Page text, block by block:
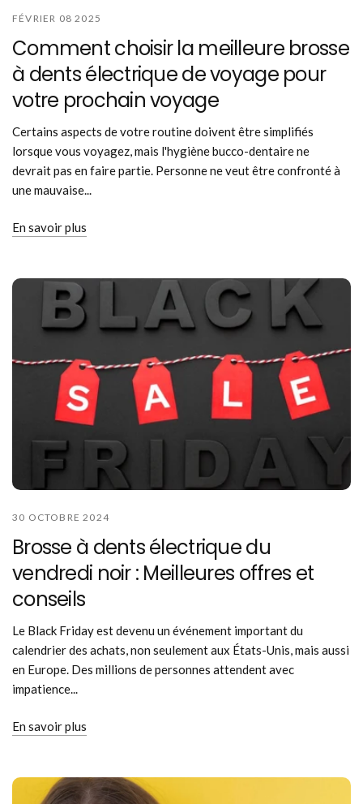
FÉVRIER 08 2025
Comment choisir la meilleure brosse
à dents électrique de voyage pour
votre prochain voyage
Certains aspects de votre routine doivent être simplifiés
lorsque vous voyagez, mais l'hygiène bucco-dentaire ne
devrait pas en faire partie. Personne ne veut être confronté à
une mauvaise...
En savoir plus
30 OCTOBRE 2024
Brosse à dents électrique du
vendredi noir : Meilleures offres et
conseils
Le Black Friday est devenu un événement important du
calendrier des achats, non seulement aux États-Unis, mais aussi
en Europe. Des millions de personnes attendent avec
impatience...
En savoir plus